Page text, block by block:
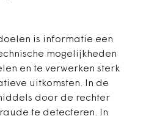
is informatie een
mogelijkheden
en te verwerken sterk
uitkomsten. In de
door de rechter
te detecteren. In